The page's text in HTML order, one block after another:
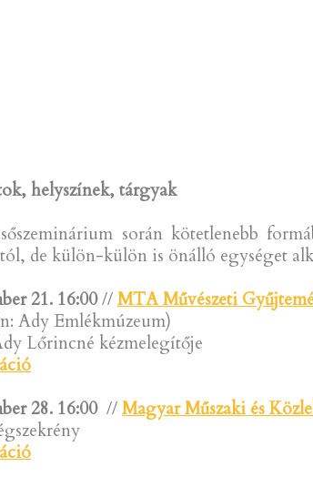
helyszínek, tárgyak
során kötetlenebb
de külön-külön is önálló egységet
21. 16:00//MTA Művészeti
Ady Emlékmúzeum)
Lőrincné kézmelegítője
28. 16:00//Magyar Műszaki és